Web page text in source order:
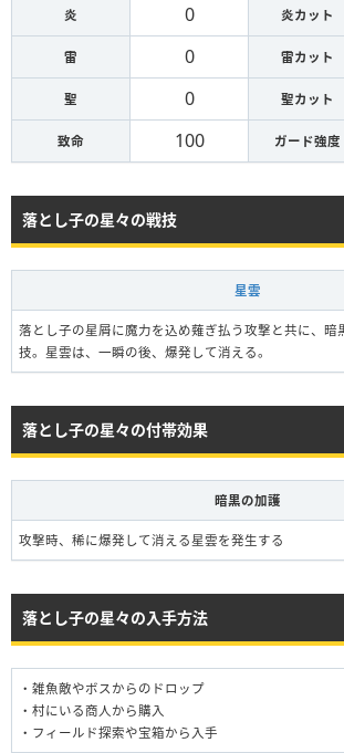
炎 0 炎カット
雷 0 雷カット
聖 0 聖カット
致命 100 ガード強度
落とし子の星々の戦技
星雲
落とし子の星屑に魔力を込め薙ぎ払う攻撃と共に、暗
技。星雲は、一瞬の後、爆発して消える。
落とし子の星々の付帯効果
暗黒の加護
攻撃時、稀に爆発して消える星雲を発生する
落とし子の星々の入手方法
・雑魚敵やボスからのドロップ
・村にいる商人から購入
・フィールド探索や宝箱から入手